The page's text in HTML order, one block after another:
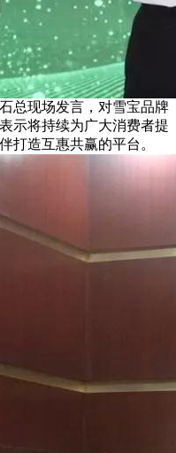
总现场发言，对雪宝品牌
示将持续为广大消费者提
打造互惠共赢的平台。